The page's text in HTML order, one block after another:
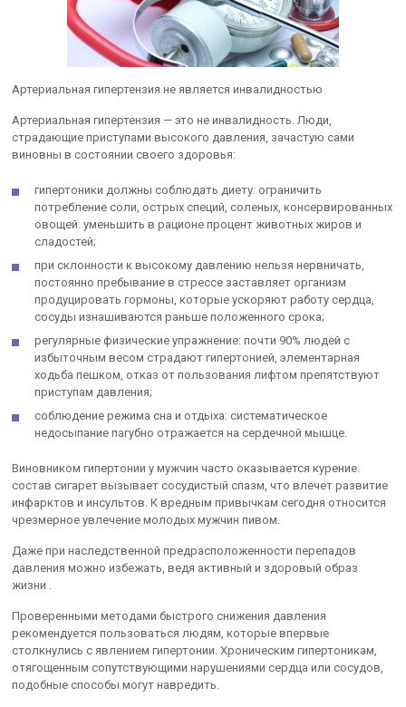
Артериальная гипертензия не является инвалидностью
Артериальная гипертензия — это не инвалидность. Люди,
страдающие приступами высокого давления, зачастую сами
виновны в состоянии своего здоровья:
гипертоники должны соблюдать диету: ограничить
потребление соли, острых специй, соленых, консервированных
овощей. уменьшить в рационе процент животных жиров и
сладостей;
при склонности к высокому давлению нельзя нервничать,
постоянно пребывание в стрессе заставляет организм
продуцировать гормоны, которые ускоряют работу сердца,
сосуды изнашиваются раньше положенного срока;
регулярные физические упражнение: почти 90% людей с
избыточным весом страдают гипертонией, элементарная
ходьба пешком, отказ от пользования лифтом препятствуют
приступам давления;
соблюдение режима сна и отдыха: систематическое
недосыпание пагубно отражается на сердечной мышце.
Виновником гипертонии у мужчин часто оказывается курение.
состав сигарет вызывает сосудистый спазм, что влечет развитие
инфарктов и инсультов. К вредным привычкам сегодня относится
чрезмерное увлечение молодых мужчин пивом.
Даже при наследственной предрасположенности перепадов
давления можно избежать, ведя активный и здоровый образ
жизни .
Проверенными методами быстрого снижения давления
рекомендуется пользоваться людям, которые впервые
столкнулись с явлением гипертонии. Хроническим гипертоникам,
отягощенным сопутствующими нарушениями сердца или сосудов,
подобные способы могут навредить.